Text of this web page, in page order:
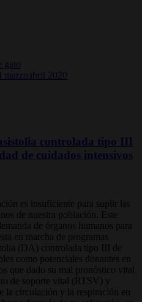
gato
marzoabril 2020
controlada tipo III
de cuidados intensivos
es insuficiente para suplir las
de nuestra población. Este
de órganos humanos para
en marcha de programas
(DA) controlada tipo III de
como potenciales donantes en
que dado su mal pronóstico vital
de soporte vital (RTSV) y
la circulación y la respiración en